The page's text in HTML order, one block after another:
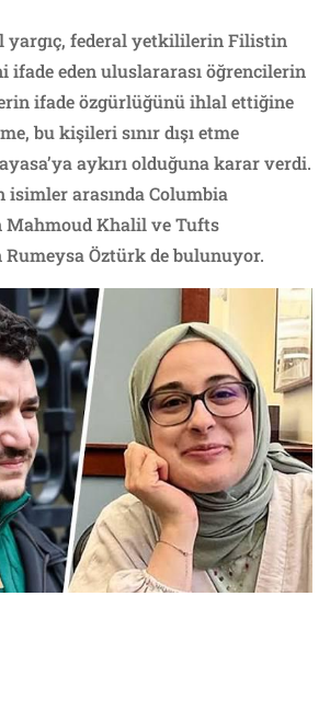
yargıç, federal yetkililerin Filistin
ifade eden uluslararası öğrencilerin
ifade özgürlüğünü ihlal ettiğine
bu kişileri sınır dışı etme
aykırı olduğuna karar verdi.
isimler arasında Columbia
Mahmoud Khalil ve Tufts
Rumeysa Öztürk de bulunuyor.